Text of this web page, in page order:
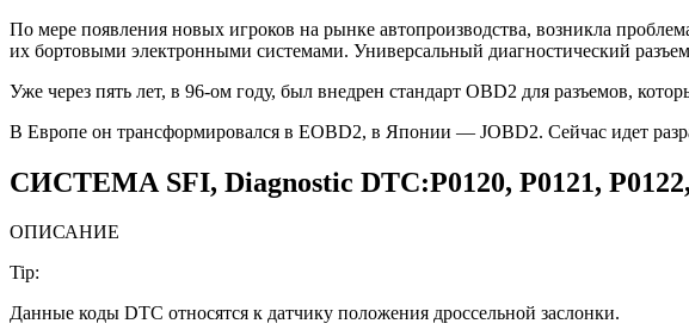
По мере появления новых игроков на рынке автопроизводства, возникла
их бортовыми электронными системами. Универсальный диагностический
Уже через пять лет, в 96-ом году, был внедрен стандарт OBD2 для разъемов,
В Европе он трансформировался в EOBD2, в Японии — JOBD2. Сейчас идет
СИСТЕМА SFI, Diagnostic DTC:P0120, P0121, P0122,
ОПИСАНИЕ
Tip:
Данные коды DTC относятся к датчику положения дроссельной заслонки.